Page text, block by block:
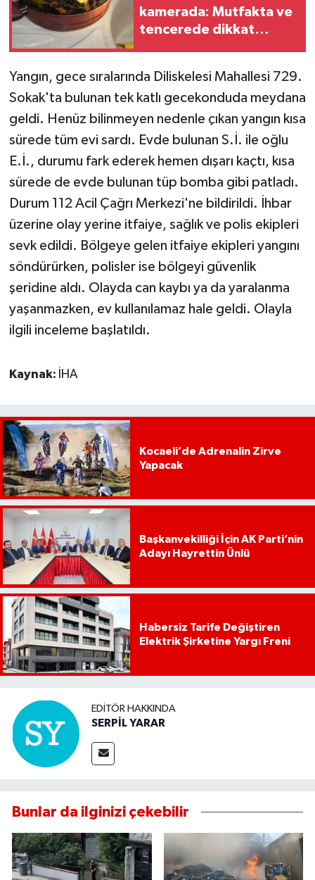
kamerada: Mutfakta ve
tencerede dikkat
Yangın, gece sıralarında Diliskelesi Mahallesi 729.
Sokak'ta bulunan tek katlı gecekonduda meydana
geldi. Henüz bilinmeyen nedenle çıkan yangın kısa
sürede tüm evi sardı. Evde bulunan S.İ. ile oğlu
E.İ., durumu fark ederek hemen dışarı kaçtı, kısa
sürede de evde bulunan tüp bomba gibi patladı.
Durum 112 Acil Çağrı Merkezi'ne bildirildi. İhbar
üzerine olay yerine itfaiye, sağlık ve polis ekipleri
sevk edildi. Bölgeye gelen itfaiye ekipleri yangını
söndürürken, polisler ise bölgeyi güvenlik
şeridine aldı. Olayda can kaybı ya da yaralanma
yaşanmazken, ev kullanılamaz hale geldi. Olayla
ilgili inceleme başlatıldı.
Kaynak: İHA
Kocaeli’de Adrenalin Zirve
Yapacak
Başkanvekilliği İçin AK Parti’nin
Adayı Hayrettin Ünlü
Habersiz Tarife Değiştiren
Elektrik Şirketine Yargı Freni
EDITÖR HAKKINDA
SERPİL YARAR
Bunlar da ilginizi çekebilir